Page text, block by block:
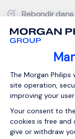
Rebondir
Maître B., avocat
international,
Mais après un
structure qui
offrant un
Après un premier
apparu queles